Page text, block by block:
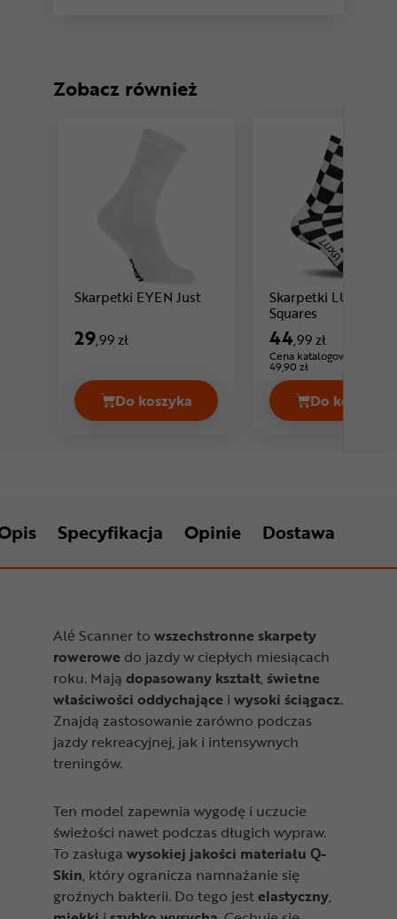
Zobacz również
Skarpetki EYEN Just Cena: 29 ,99 zł
29,99 zł
Do koszyka
Skarpetki EYEN Just Cena 29,99 zł
Skarpetki LUXA
Squares
44,99 zł
Cena katalogowa:
49,90 zł
Do koszyka
Specyfikacja Opinie Dostawa
Alé Scanner to wszechstronne skarpety
rowerowe do jazdy w ciepłych miesiącach
roku. Mają dopasowany kształt,świetne
właściwości oddychające i wysoki ściągacz.
Znajdą zastosowanie zarówno podczas
jazdy rekreacyjnej, jak i intensywnych
treningów.
Ten model zapewnia wygodę i uczucie
świeżości nawet podczas długich wypraw.
To zasługa wysokiej jakości materiału Q-
Skin, który ogranicza namnażanie się
groźnych bakterii. Do tego jestelastyczny,